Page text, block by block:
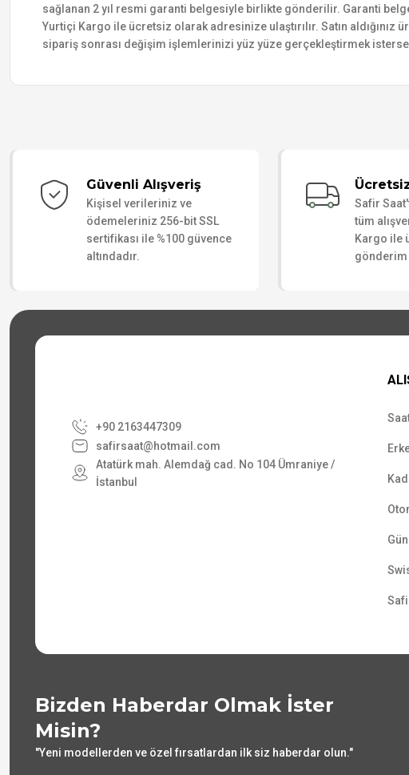
sağlanan 2 yıl resmi garanti belgesiyle birlikte gönderilir. Garanti
Yurtiçi Kargo ile ücretsiz olarak adresinize ulaştırılır. Satın
sipariş sonrası değişim işlemlerinizi yüz yüze gerçekleştirmek
Güvenli Alışveriş
Kişisel verileriniz ve
ödemeleriniz 256-bit SSL
sertifikası ile %100 güvence
altındadır.
Safir
tüm
Kargo ile
gönderim
+90 2163447309
safirsaat@hotmail.com
Atatürk mah. Alemdağ cad. No 104 Ümraniye /
İstanbul
Bizden Haberdar Olmak İster
Misin?
"Yeni modellerden ve özel fırsatlardan ilk siz haberdar olun."